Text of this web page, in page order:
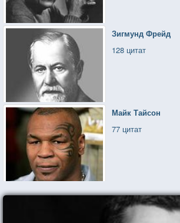
Зигмунд Фрейд
128 цитат
Майк Тайсон
77 цитат